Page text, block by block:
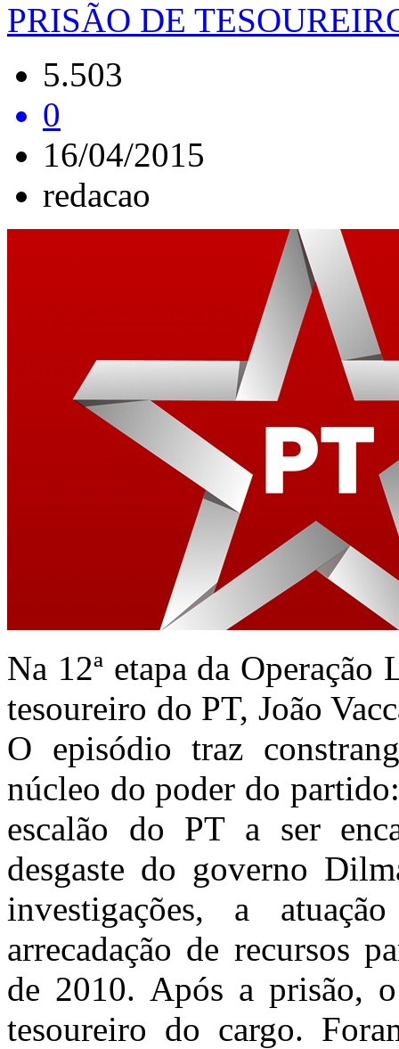
PRISÃO DE
5.503
0
16/04/2015
redacao
Na 12ª etapa da Operação
tesoureiro do PT, João
O episódio traz
núcleo do poder do
escalão do PT a ser
desgaste do governo
investigações, a
arrecadação de recursos
de 2010. Após a prisão,
tesoureiro do cargo.